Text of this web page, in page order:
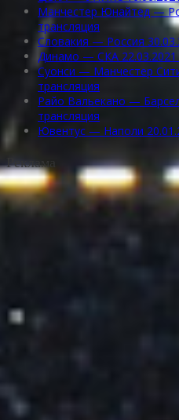
Манчестер Юнайтед —
трансляция
Словакия — Россия
Динамо — СКА 22.03.2021
Суонси — Манчестер
трансляция
Райо Вальекано —
трансляция
Ювентус — Наполи
Реклама